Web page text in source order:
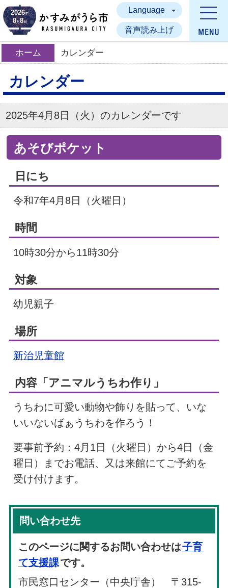
かすみがうら市
2026年
8月8日
Language
音声読み上げ
ホーム カレンダー
カレンダー
2025年4月8日（火）のカレンダーです
あそびポケット
日にち
令和7年4月8日（火曜日）
時間
10時30分から11時30分
対象
幼児親子
場所
新治児童館
内容「アニマルうちわ作り」
うちわに可愛い動物や飾りを貼って、いな
いいないばぁうちわを作ろう！
要事前予約：4月1日（火曜日）から4日（金
曜日）までお電話、又は来館にてご予約を
受け付けます。
問い合わせ先
このページに関するお問い合わせは子育
て支援課です。
市民窓口センター（中央庁舎） 〒315-